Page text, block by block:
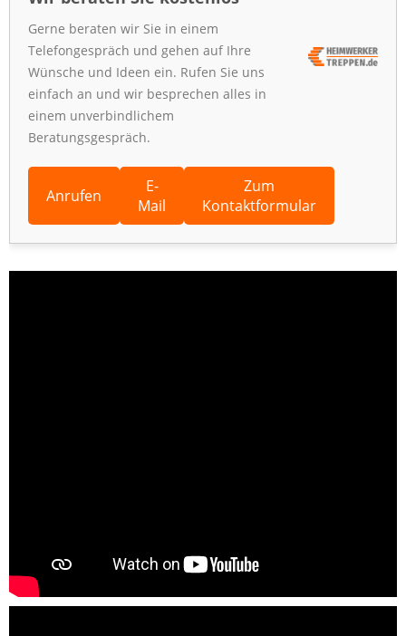
Gerne beraten wir Sie in einem
Telefongespräch und gehen auf Ihre
Wünsche und Ideen ein. Rufen Sie uns
einfach an und wir besprechen alles in
einem unverbindlichem
Beratungsgespräch.
Anrufen
E-
Mail
Zum
Kontaktformular